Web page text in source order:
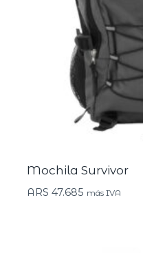
Mochila Survivor
ARS 47.685 más IVA